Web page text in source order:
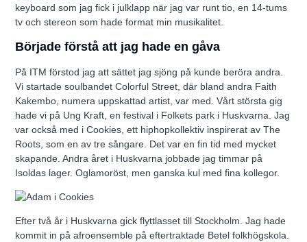
keyboard som jag fick i julklapp när jag var runt tio, en 14-tums
tv och stereon som hade format min musikalitet.
Började förstå att jag hade en gåva
På ITM förstod jag att sättet jag sjöng på kunde beröra andra.
Vi startade soulbandet Colorful Street, där bland andra Faith
Kakembo, numera uppskattad artist, var med. Vårt största gig
hade vi på Ung Kraft, en festival i Folkets park i Huskvarna. Jag
var också med i Cookies, ett hiphopkollektiv inspirerat av The
Roots, som en av tre sångare. Det var en fin tid med mycket
skapande. Andra året i Huskvarna jobbade jag timmar på
Isoldas lager. Oglamoröst, men ganska kul med fina kollegor.
Efter två år i Huskvarna gick flyttlasset till Stockholm. Jag hade
kommit in på afroensemble på eftertraktade Betel folkhögskola.